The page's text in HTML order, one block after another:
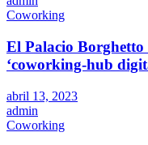
Coworking
El Palacio Borghetto
‘coworking-hub
abril 13, 2023
admin
Coworking